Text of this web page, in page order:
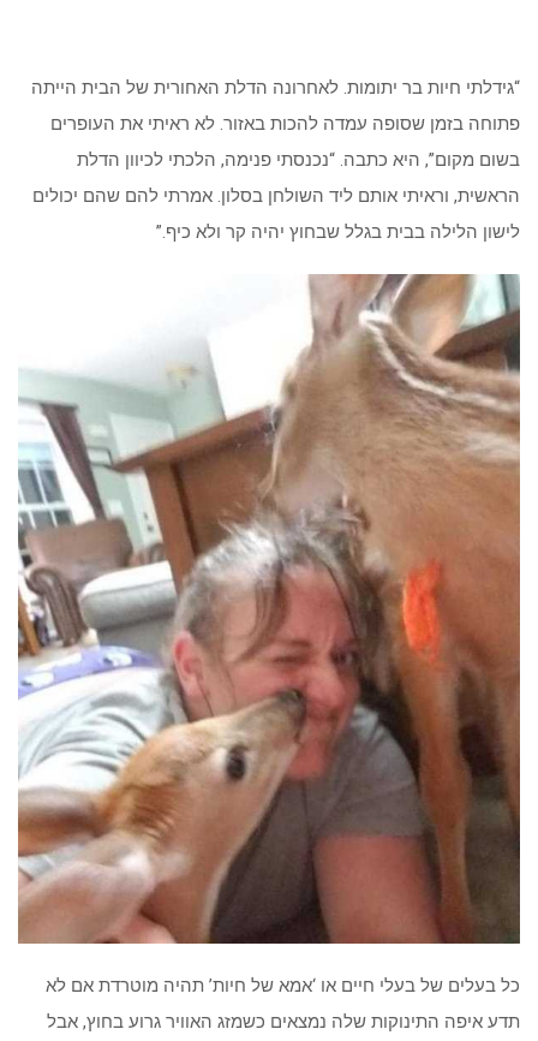
“גידלתי חיות בר יתומות. לאחרונה הדלת האחורית של הבית הייתה
פתוחה בזמן שסופה עמדה להכות באזור. לא ראיתי את העופרים
בשום מקום”, היא כתבה. “נכנסתי פנימה, הלכתי לכיוון הדלת
הראשית, וראיתי אותם ליד השולחן בסלון. אמרתי להם שהם יכולים
לישון הלילה בבית בגלל שבחוץ יהיה קר ולא כיף.”
כל בעלים של בעלי חיים או ‘אמא של חיות’ תהיה מוטרדת אם לא
תדע איפה התינוקות שלה נמצאים כשמזג האוויר גרוע בחוץ, אבל